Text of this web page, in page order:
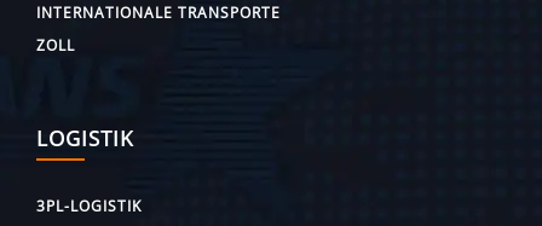
INTERNATIONALE TRANSPORTE
ZOLL
LOGISTIK
3PL-LOGISTIK